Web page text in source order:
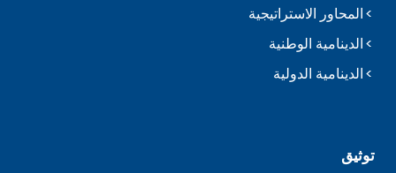
المحاور الاستراتيجية
الدينامية الوطنية
الدينامية الدولية
توثيق